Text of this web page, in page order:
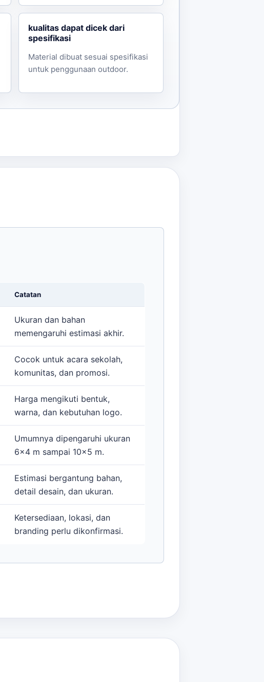
kualitas dapat dicek dari
spesifikasi
Material dibuat sesuai spesifikasi
untuk penggunaan outdoor.
Catatan
Ukuran dan bahan
memengaruhi estimasi akhir.
Cocok untuk acara sekolah,
komunitas, dan promosi.
Harga mengikuti bentuk,
warna, dan kebutuhan logo.
Umumnya dipengaruhi ukuran
6x4 m sampai 10x5 m.
Estimasi bergantung bahan,
detail desain, dan ukuran.
Ketersediaan, lokasi, dan
branding perlu dikonfirmasi.